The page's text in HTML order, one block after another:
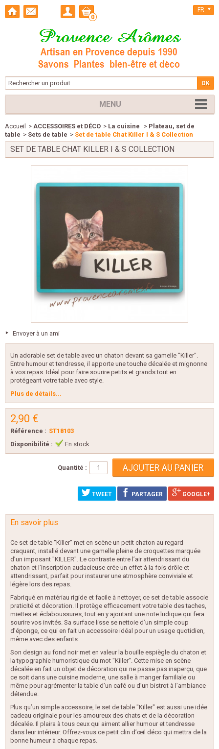
0
FR
MENU
Accueil > ACCESSOIRES et DÉCO > La cuisine > Plateau, set de
table > Sets de table > Set de table Chat Killer I & S Collection
SET DE TABLE CHAT KILLER I & S COLLECTION
Envoyer à un ami
Un adorable set de table avec un chaton devant sa gamelle "Killer".
Entre humour et tendresse, il apporte une touche décalée et mignonne
à vos repas. Idéal pour faire sourire petits et grands tout en
protégeant votre table avec style.
Plus de détails...
2,90 €
Référence : ST18103
Disponibilité :
En stock
Quantité :
TWEET PARTAGER GOOGLE+
En savoir plus
Ce set de table "Killer" met en scène un petit chaton au regard
craquant, installé devant une gamelle pleine de croquettes marquée
d’un imposant "KILLER". Le contraste entre l’air attendrissant du
chaton et l’inscription audacieuse crée un effet à la fois drôle et
attendrissant, parfait pour instaurer une atmosphère conviviale et
légère lors des repas.
Fabriqué en matériau rigide et facile à nettoyer, ce set de table associe
praticité et décoration. Il protège efficacement votre table des taches,
miettes et éclaboussures, tout en y ajoutant une note ludique qui fera
sourire vos invités. Sa surface lisse se nettoie d’un simple coup
d’éponge, ce qui en fait un accessoire idéal pour un usage quotidien,
même avec des enfants.
Son design au fond noir met en valeur la bouille espiègle du chaton et
la typographie humoristique du mot "Killer". Cette mise en scène
décalée en fait un objet de décoration qui ne passe pas inaperçu, que
ce soit dans une cuisine moderne, une salle à manger familiale ou
même pour agrémenter la table d’un café ou d’un bistrot à l’ambiance
détendue.
Plus qu’un simple accessoire, le set de table "Killer" est aussi une idée
cadeau originale pour les amoureux des chats et de la décoration
décalée. Il plaira à tous ceux qui aiment allier humour et tendresse
dans leur intérieur. Offrez-vous ce petit clin d’œil déco qui mettra de la
bonne humeur à chaque repas.